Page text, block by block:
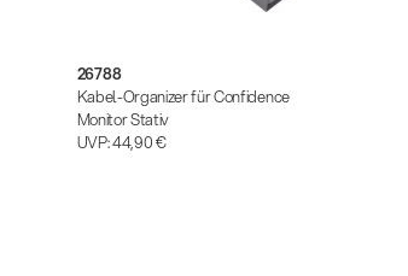
26788
Kabel-Organizer für Confidence
Monitor Stativ
UVP:44,90 €